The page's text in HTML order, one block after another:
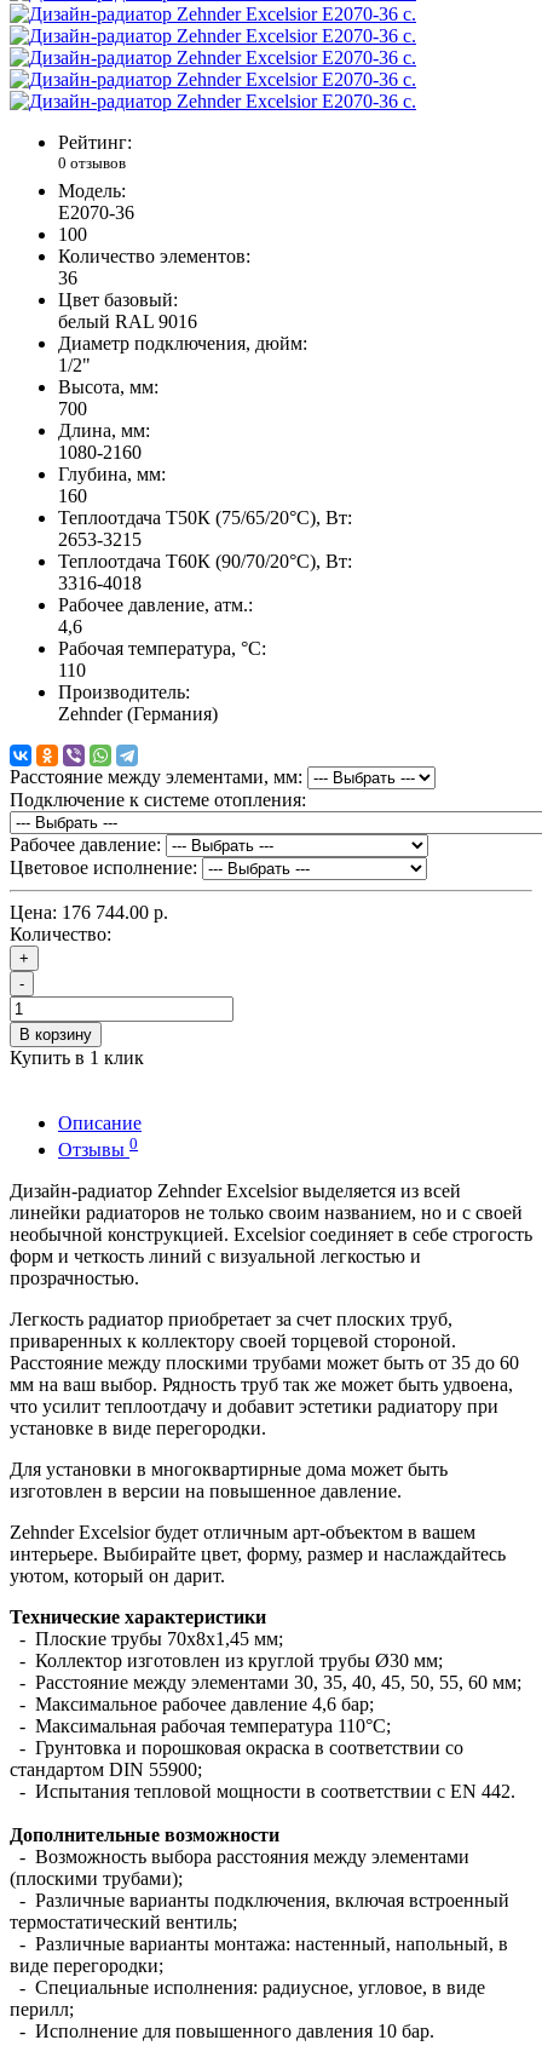
Рейтинг:
0 отзывов
Модель:
E2070-36
100
Количество элементов:
36
Цвет базовый:
белый RAL 9016
Диаметр подключения, дюйм:
1/2"
Высота, мм:
700
Длина, мм:
1080-2160
Глубина, мм:
160
Теплоотдача Т50К (75/65/20°C), Вт:
2653-3215
Теплоотдача Т60К (90/70/20°C), Вт:
3316-4018
Рабочее давление, атм.:
4,6
Рабочая температура, °C:
110
Производитель:
Zehnder (Германия)
Расстояние между элементами, мм:
Подключение к системе отопления:
Рабочее давление:
Цветовое исполнение:
Цена: 176 744.00 р.
Количество:
+
-
В корзину
Купить в 1 клик
Описание
Отзывы 0
Дизайн-радиатор Zehnder Excelsior выделяется из всей
линейки радиаторов не только своим названием, но и с своей
необычной конструкцией. Excelsior соединяет в себе строгость
форм и четкость линий с визуальной легкостью и
прозрачностью.
Легкость радиатор приобретает за счет плоских труб,
приваренных к коллектору своей торцевой стороной.
Расстояние между плоскими трубами может быть от 35 до 60
мм на ваш выбор. Рядность труб так же может быть удвоена,
что усилит теплоотдачу и добавит эстетики радиатору при
установке в виде перегородки.
Для установки в многоквартирные дома может быть
изготовлен в версии на повышенное давление.
Zehnder Excelsior будет отличным арт-объектом в вашем
интерьере. Выбирайте цвет, форму, размер и наслаждайтесь
уютом, который он дарит.
Технические характеристики
- Плоские трубы 70х8х1,45 мм;
- Коллектор изготовлен из круглой трубы Ø30 мм;
- Расстояние между элементами 30, 35, 40, 45, 50, 55, 60 мм;
- Максимальное рабочее давление 4,6 бар;
- Максимальная рабочая температура 110°С;
- Грунтовка и порошковая окраска в соответствии со
стандартом DIN 55900;
- Испытания тепловой мощности в соответствии с EN 442.
Дополнительные возможности
- Возможность выбора расстояния между элементами
(плоскими трубами);
- Различные варианты подключения, включая встроенный
термостатический вентиль;
- Различные варианты монтажа: настенный, напольный, в
виде перегородки;
- Специальные исполнения: радиусное, угловое, в виде
перилл;
- Исполнение для повышенного давления 10 бар.